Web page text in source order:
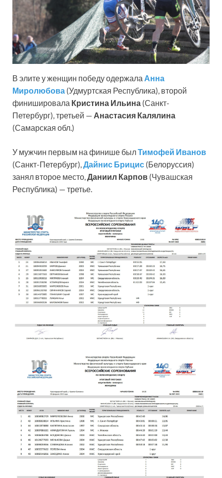
В элите у женщин победу одержала Анна
Миролюбова (Удмуртская Республика), второй
финишировала Кристина Ильина (Санкт-
Петербург), третьей — Анастасия Калялина
(Самарская обл.)
У мужчин первым на финише былТимофей Иванов
(Санкт-Петербург), Дайнис Брицис (Белоруссия)
занял второе место, Даниил Карпов (Чувашская
Республика) — третье.